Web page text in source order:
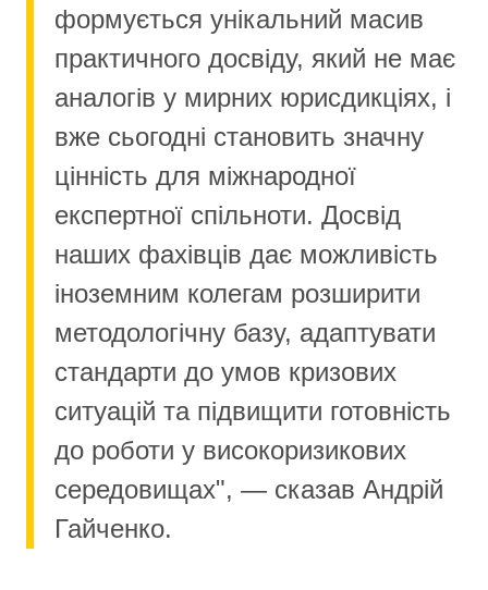
формується унікальний масив
практичного досвіду, який не має
аналогів у мирних юрисдикціях, і
вже сьогодні становить значну
цінність для міжнародної
експертної спільноти. Досвід
наших фахівців дає можливість
іноземним колегам розширити
методологічну базу, адаптувати
стандарти до умов кризових
ситуацій та підвищити готовність
до роботи у високоризикових
середовищах", — сказав Андрій
Гайченко.